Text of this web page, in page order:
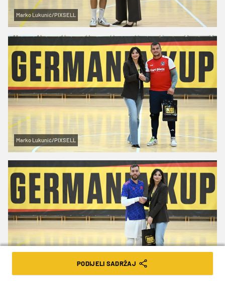
Marko Lukunić/PIXSELL
Marko Lukunić/PIXSELL
PODIJELI SADRŽAJ